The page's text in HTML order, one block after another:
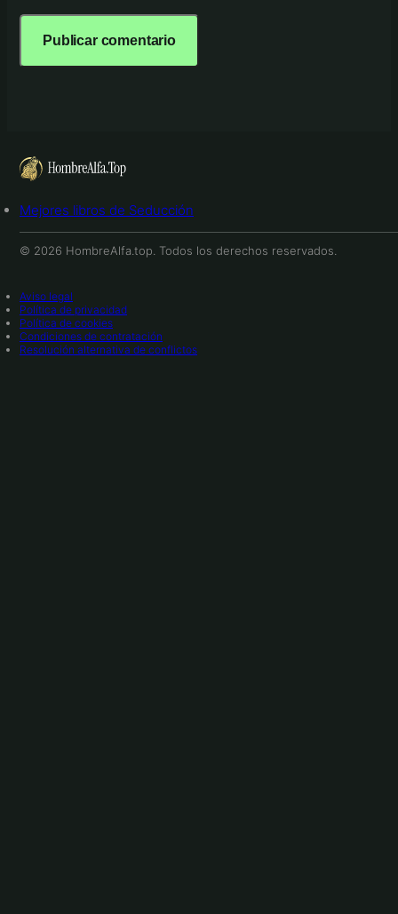
Mejores libros de Seducción
© 2026 HombreAlfa.top. Todos los derechos reservados.
Aviso legal
Política de privacidad
Política de cookies
Condiciones de contratación
Resolución alternativa de conflictos